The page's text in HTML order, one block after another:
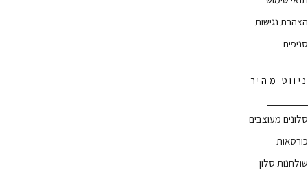
הצהרת נגישות
סניפים
ניווט מהיר
סלונים מעוצבים
כורסאות
שולחנות סלון